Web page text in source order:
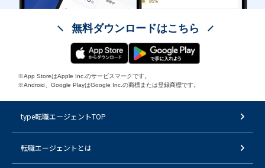
無料ダウンロードはこちら
※App StoreはApple Inc.のサービスマークです。
※Android、Google PlayはGoogle Inc.の商標または登録商標です。
type転職エージェントTOP
転職エージェントとは